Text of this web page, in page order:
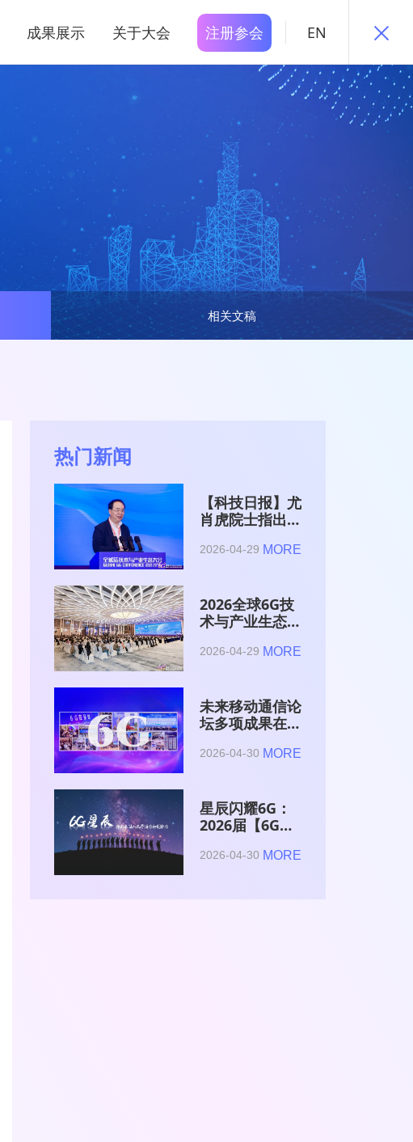
成果展示 关于大会 注册参会 EN
相关文稿
热门新闻
【科技日报】尤
肖虎院士指出
是赋能AI的发
2026-04-29 MORE
2026全球6G技
术与产业生态大
2026-04-29 MORE
未来移动通信论
坛多项成果在
术与产业生态大
2026-04-30 MORE
星辰闪耀6G：
2026届【6G星
与博士获颁证书
2026-04-30 MORE